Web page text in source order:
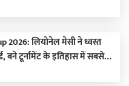
2026: लियोनेल मेसी ने ध्वस्त
बने टूर्नामेंट के इतिहास में सबसे
खिलाड़ी